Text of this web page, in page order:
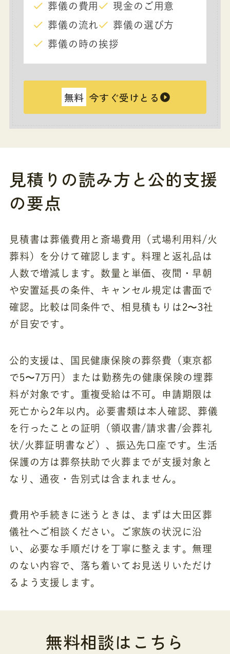
葬儀の費用
現金のご用意
葬儀の流れ
葬儀の選び方
葬儀の時の挨拶
無料 今すぐ受けとる
見積りの読み方と公的支援
の要点
見積書は葬儀費用と斎場費用（式場利用料/火
葬料）を分けて確認します。料理と返礼品は
人数で増減します。数量と単価、夜間・早朝
や安置延長の条件、キャンセル規定は書面で
確認。比較は同条件で、相見積もりは2〜3社
が目安です。
公的支援は、国民健康保険の葬祭費（東京都
で5〜7万円）または勤務先の健康保険の埋葬
料が対象です。重複受給は不可。申請期限は
死亡から2年以内。必要書類は本人確認、葬儀
を行ったことの証明（領収書/請求書/会葬礼
状/火葬証明書など）、振込先口座です。生活
保護の方は葬祭扶助で火葬までが支援対象と
なり、通夜・告別式は含まれません。
費用や手続きに迷うときは、まずは大田区葬
儀社へご相談ください。ご家族の状況に沿
い、必要な手順だけを丁寧に整えます。無理
のない内容で、落ち着いてお見送りいただけ
るよう支援します。
無料相談はこちら